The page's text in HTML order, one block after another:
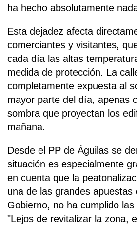
ha hecho absolutamente
Esta dejadez afecta
comerciantes y visitantes,
cada día las altas
medida de protección. La
completamente expuesta al
mayor parte del día, apenas
sombra que proyectan los
mañana.
Desde el PP de Águilas se
situación es especialmente
en cuenta que la
una de las grandes apuestas
Gobierno, no ha cumplido las
"Lejos de revitalizar la zona,